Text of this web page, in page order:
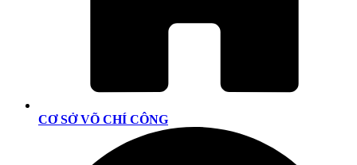
CƠ SỞ VÕ CHÍ CÔNG